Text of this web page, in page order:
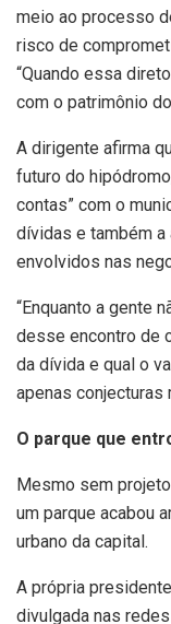
meio ao processo
risco de
“Quando essa
com o patrimônio
A dirigente afirma
futuro do
contas” com o
dívidas e também
envolvidos nas
“Enquanto a gente
desse encontro de
da dívida e qual o
apenas conjecturas
O parque que
Mesmo sem
um parque acabou
urbano da capital.
A própria
divulgada nas